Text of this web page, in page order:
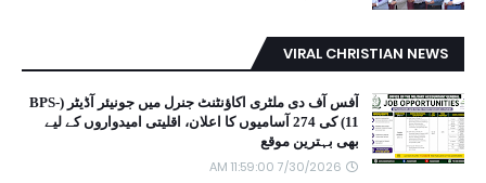
VIRAL CHRISTIAN NEWS
آفس آف دی ملٹری اکاؤنٹنٹ جنرل میں جونیئر آڈیٹر (BPS-
11) کی 274 آسامیوں کا اعلان، اقلیتی امیدواروں کے لیے
بھی بہترین موقع
7/30/2026 11:59:00 AM